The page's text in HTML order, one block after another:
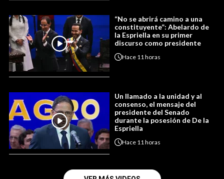
“No se abrirá camino a una
constituyente”: Abelardo de
la Espriella en su primer
discurso como presidente
Hace 11 horas
Un llamado a la unidad y al
consenso, el mensaje del
presidente del Senado
durante la posesión de De la
Espriella
Hace 11 horas